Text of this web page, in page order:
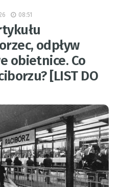
08:51
odpływ
obietnice. Co
[LIST DO